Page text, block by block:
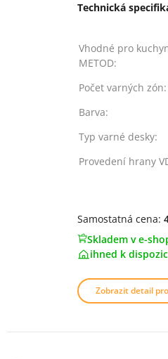
Technická
Vhodné pro
METOD:
Počet varných zón:
Barva:
Typ varné desky:
Provedení hrany
Samostatná cena:
Skladem v e-
ihned k
Zobrazit detail